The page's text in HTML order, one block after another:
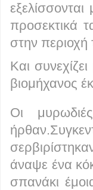
προσεκτικά
στην
Και
βιομήχανος
Οι
άναψε ένα
σπανάκι